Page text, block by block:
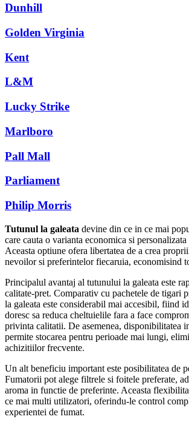
Dunhill
Golden Virginia
Kent
L&M
Lucky Strike
Marlboro
Pall Mall
Parliament
Philip Morris
Tutunul la galeata devine din ce in ce mai
care cauta o varianta economica si
Aceasta optiune ofera libertatea de a crea
nevoilor si preferintelor fiecaruia, economisind
Principalul avantaj al tutunului la galeata este
calitate-pret. Comparativ cu pachetele de tigari
la galeata este considerabil mai accesibil, fiind
doresc sa reduca cheltuielile fara a face
privinta calitatii. De asemenea, disponibilitatea
permite stocarea pentru perioade mai lungi,
achizitiilor frecvente.
Un alt beneficiu important este posibilitatea de
Fumatorii pot alege filtrele si foitele preferate,
aroma in functie de preferinte. Aceasta
ce mai multi utilizatori, oferindu-le control
experientei de fumat.